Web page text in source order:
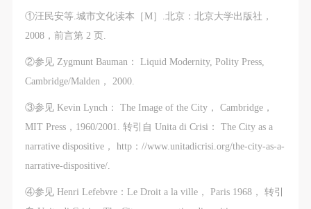
①汪民安等.城市文化读本［M］.北京：北京大学出版社，
2008，前言第 2 页.
②参见 Zygmunt Bauman： Liquid Modernity, Polity Press,
Cambridge/Malden， 2000.
③参见 Kevin Lynch： The Image of the City， Cambridge，
MIT Press，1960/2001. 转引自 Unita di Crisi： The City as a
narrative dispositive， http：//www.unitadicrisi.org/the-city-as-a-
narrative-dispositive/.
④参见 Henri Lefebvre：Le Droit a la ville， Paris 1968， 转引